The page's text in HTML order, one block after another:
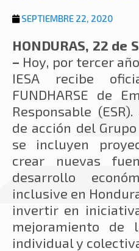
SEPTIEMBRE 22, 2020
HONDURAS, 22 de
– Hoy, por tercer
IESA recibe
FUNDHARSE de
Responsable
de acción del
se incluyen
crear nuevas
desarrollo
inclusive en
invertir en
mejoramiento de
individual y